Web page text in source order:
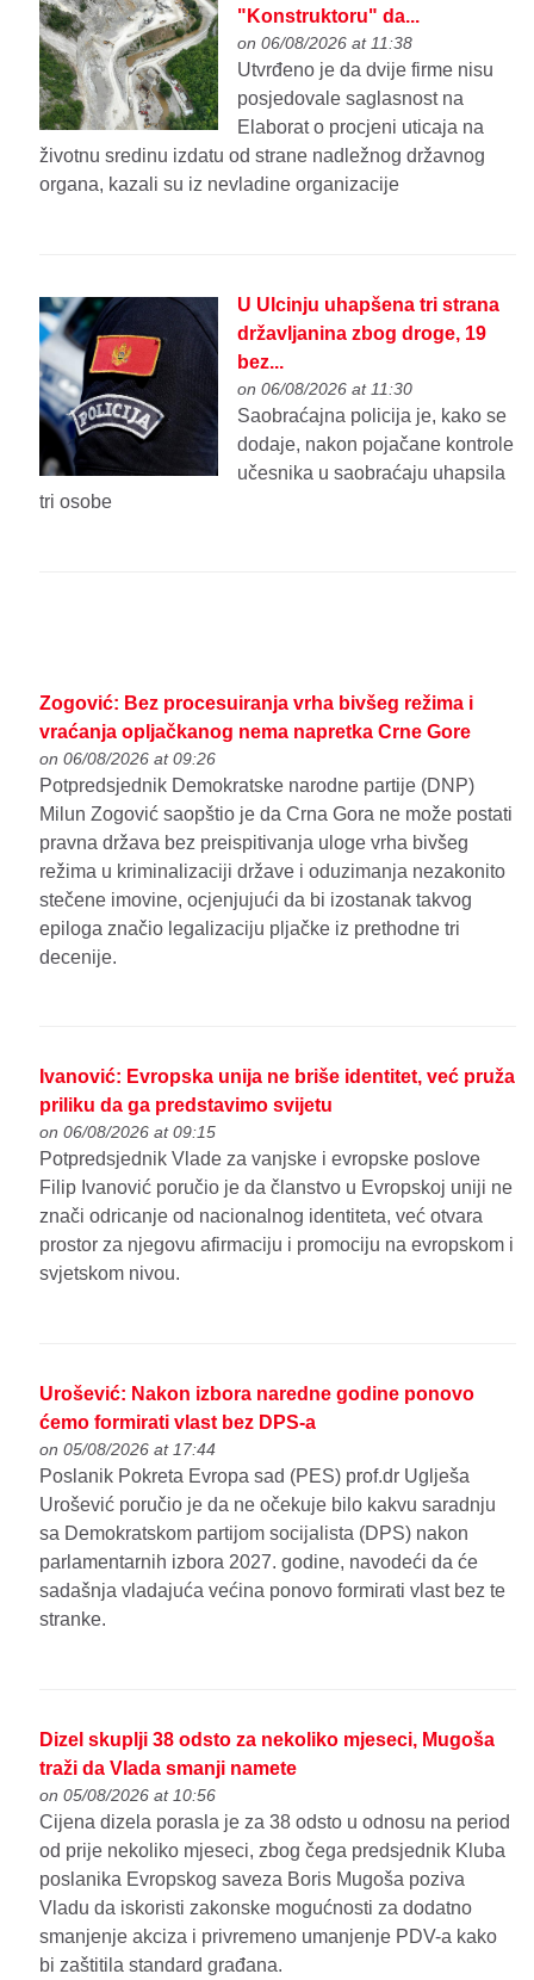
"Konstruktoru" da...
on 06/08/2026 at 11:38
Utvrđeno je da dvije firme nisu
posjedovale saglasnost na
Elaborat o procjeni uticaja na
životnu sredinu izdatu od strane nadležnog državnog
organa, kazali su iz nevladine organizacije
U Ulcinju uhapšena tri strana
državljanina zbog droge, 19
bez...
on 06/08/2026 at 11:30
Saobraćajna policija je, kako se
dodaje, nakon pojačane kontrole
učesnika u saobraćaju uhapsila
tri osobe
Zogović: Bez procesuiranja vrha bivšeg režima i
vraćanja opljačkanog nema napretka Crne Gore
on 06/08/2026 at 09:26
Potpredsjednik Demokratske narodne partije (DNP)
Milun Zogović saopštio je da Crna Gora ne može postati
pravna država bez preispitivanja uloge vrha bivšeg
režima u kriminalizaciji države i oduzimanja nezakonito
stečene imovine, ocjenjujući da bi izostanak takvog
epiloga značio legalizaciju pljačke iz prethodne tri
decenije.
Ivanović: Evropska unija ne briše identitet, već pruža
priliku da ga predstavimo svijetu
on 06/08/2026 at 09:15
Potpredsjednik Vlade za vanjske i evropske poslove
Filip Ivanović poručio je da članstvo u Evropskoj uniji ne
znači odricanje od nacionalnog identiteta, već otvara
prostor za njegovu afirmaciju i promociju na evropskom i
svjetskom nivou.
Urošević: Nakon izbora naredne godine ponovo
ćemo formirati vlast bez DPS-a
on 05/08/2026 at 17:44
Poslanik Pokreta Evropa sad (PES) prof.dr Uglješa
Urošević poručio je da ne očekuje bilo kakvu saradnju
sa Demokratskom partijom socijalista (DPS) nakon
parlamentarnih izbora 2027. godine, navodeći da će
sadašnja vladajuća većina ponovo formirati vlast bez te
stranke.
Dizel skuplji 38 odsto za nekoliko mjeseci, Mugoša
traži da Vlada smanji namete
on 05/08/2026 at 10:56
Cijena dizela porasla je za 38 odsto u odnosu na period
od prije nekoliko mjeseci, zbog čega predsjednik Kluba
poslanika Evropskog saveza Boris Mugoša poziva
Vladu da iskoristi zakonske mogućnosti za dodatno
smanjenje akciza i privremeno umanjenje PDV-a kako
bi zaštitila standard građana.